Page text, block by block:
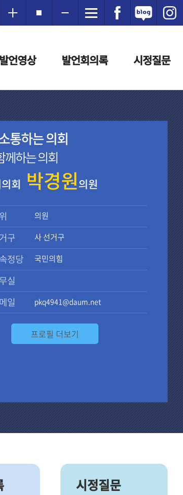
발언영상 발언회의록 시정질문
통하는 의회
께하는 의회
회 박경원의원
의원
구 사 선거구
정당 국민의힘
실
일
pkq4941@daum.net
프로필 더보기
시정질문